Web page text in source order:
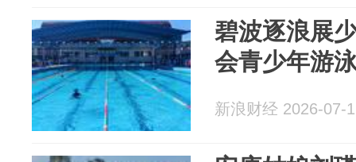
碧波逐浪展
会青少年游
新浪财经 2026-07-